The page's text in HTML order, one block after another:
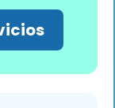
para